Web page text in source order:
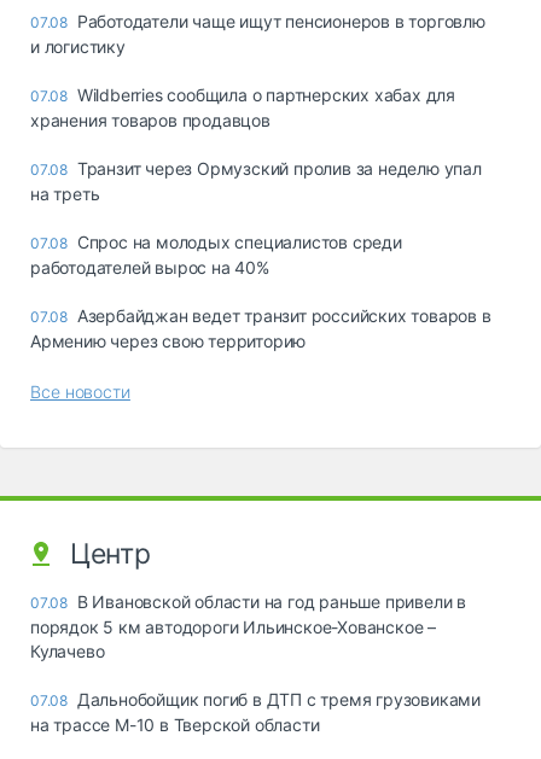
07.08 Работодатели чаще ищут пенсионеров в торговлю
и логистику
07.08 Wildberries сообщила о партнерских хабах для
хранения товаров продавцов
07.08 Транзит через Ормузский пролив за неделю упал
на треть
07.08 Спрос на молодых специалистов среди
работодателей вырос на 40%
07.08 Азербайджан ведет транзит российских товаров в
Армению через свою территорию
Все новости
Центр
07.08 В Ивановской области на год раньше привели в
порядок 5 км автодороги Ильинское-Хованское –
Кулачево
07.08 Дальнобойщик погиб в ДТП с тремя грузовиками
на трассе М-10 в Тверской области